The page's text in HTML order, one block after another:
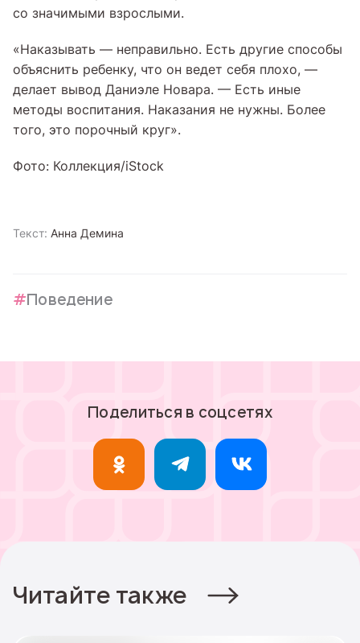
со значимыми взрослыми.
«Наказывать — неправильно. Есть другие способы
объяснить ребенку, что он ведет себя плохо, —
делает вывод Даниэле Новара. — Есть иные
методы воспитания. Наказания не нужны. Более
того, это порочный круг».
Фото: Коллекция/iStock
Текст: Анна Демина
Поведение
Поделиться в соцсетях
Читайте также